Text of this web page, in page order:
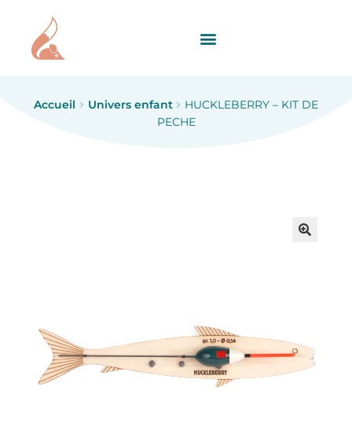
Accueil Univers enfant
HUCKLEBERRY – KIT DE
PECHE